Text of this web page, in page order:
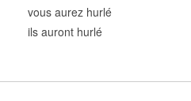
vous aurez hurlé
ils auront hurlé